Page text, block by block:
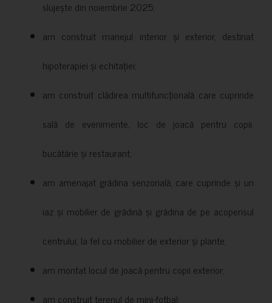
slujește din noiembrie 2025;
am construit manejul interior și exterior, destinat
hipoterapiei și echitației;
am construit clădirea multifuncțională care cuprinde
sală de evenimente, loc de joacă pentru copii,
bucătărie și restaurant;
am amenajat grădina senzorială, care cuprinde și un
iaz și mobilier de grădină și grădina de pe acoperisul
centrului, la fel cu mobilier de exterior și plante;
am montat locul de joacă pentru copii exterior;
am construit terenul de mini-fotbal;